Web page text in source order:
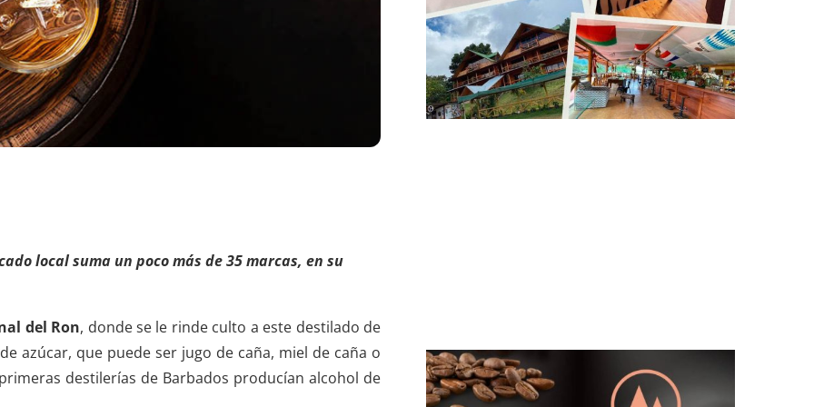
local suma un poco más de 35 marcas, en su
del Ron, donde se le rinde culto a este destilado de
azúcar, que puede ser jugo de caña, miel de caña o
destilerías de Barbados producían alcohol de